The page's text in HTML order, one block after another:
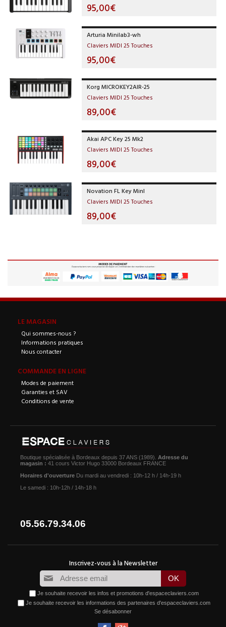
95,00€
Arturia Minilab3-wh
Claviers MIDI 25 Touches
95,00€
Korg MICROKEY2AIR-25
Claviers MIDI 25 Touches
89,00€
Akai APC Key 25 Mk2
Claviers MIDI 25 Touches
89,00€
Novation FL Key MinI
Claviers MIDI 25 Touches
89,00€
LE MAGASIN
Qui sommes-nous ?
Informations pratiques
Nous contacter
COMMANDE EN LIGNE
Modes de paiement
Garanties et SAV
Conditions de vente
Boutique spécialisée à Bordeaux depuis 37 ANS (1989). Adresse du
magasin : 41 cours Victor Hugo 33000 Bordeaux FRANCE
Horaires d'ouverture Du mardi au vendredi : 10h-12 h / 14h-19 h
Le samedi : 10h-12h / 14h-18 h
05.56.79.34.06
Je souhaite recevoir les infos et promotions d'espaceclaviers.com
Je souhaite recevoir les informations des partenaires d'espaceclaviers.com
Se désabonner